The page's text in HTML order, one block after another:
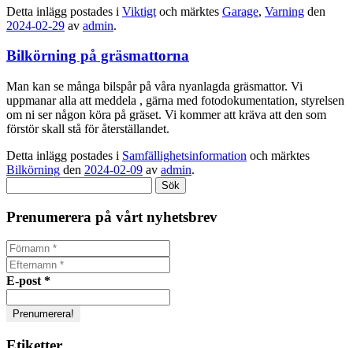
Detta inlägg postades i Viktigt och märktes Garage, Varning den
2024-02-29 av admin.
Bilkörning på gräsmattorna
Man kan se många bilspår på våra nyanlagda gräsmattor. Vi
uppmanar alla att meddela , gärna med fotodokumentation, styrelsen
om ni ser någon köra på gräset. Vi kommer att kräva att den som
förstör skall stå för återställandet.
Detta inlägg postades i Samfällighetsinformation och märktes
Bilkörning den 2024-02-09 av admin.
efter:
Prenumerera på vårt nyhetsbrev
E-post*